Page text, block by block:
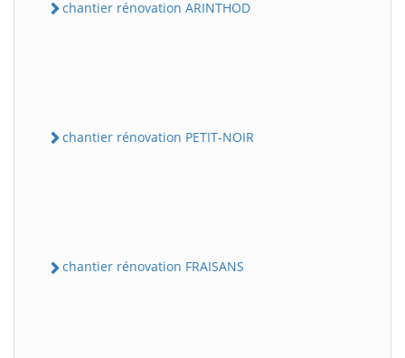
chantier rénovation ARINTHOD
chantier rénovation PETIT-NOIR
chantier rénovation FRAISANS